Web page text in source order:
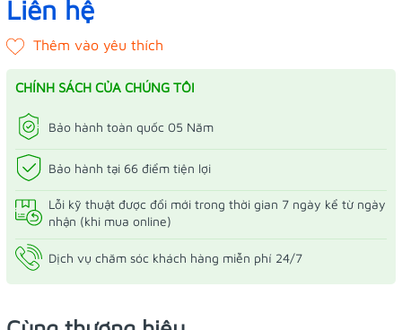
Liên hệ
CHÍNH SÁCH CỦA CHÚNG TÔI
Bảo hành toàn quốc 05 Năm
Bảo hành tại 66 điểm tiện lợi
Lỗi kỹ thuật được đổi mới trong thời gian 7 ngày kể từ ngày
nhận (khi mua online)
Dịch vụ chăm sóc khách hàng miễn phí 24/7